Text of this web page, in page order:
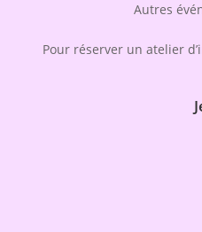
Autres
Pour réserver un atelier